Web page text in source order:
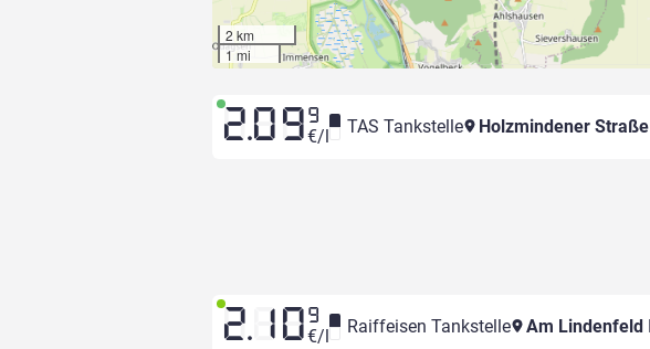
2 km
1 mi
2.09 9
€/l TAS Tankstelle Holzmindener Straße
2.10 9
€/l Raiffeisen Tankstelle Am Lindenfeld